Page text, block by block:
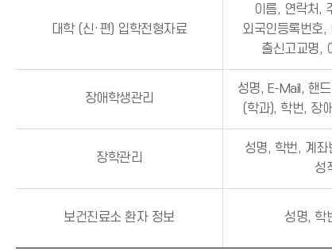
대학 (신·편) 입학전형자료
이름, 연락처,
외국인등록번호,
출신고교명,
장애학생관리
성명, E-Mail, 핸
(학과), 학번, 장
장학관리
성명, 학번, 계좌
성
보건진료소 환자 정보 성명, 학